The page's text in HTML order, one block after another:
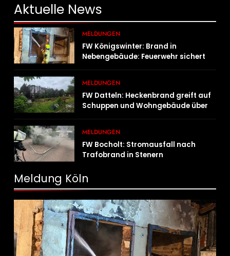
Aktuelle News
MELDUNGEN
FW Königswinter: Brand in
Nebengebäude: Feuerwehr sichert
MELDUNGEN
FW Datteln: Heckenbrand greift auf
Schuppen und Wohngebäude über
MELDUNGEN
FW Bocholt: Stromausfall nach
Trafobrand in Stenern
Meldung Köln